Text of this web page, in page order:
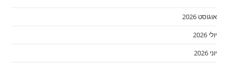
אוגוסט 2026
יולי 2026
יוני 2026